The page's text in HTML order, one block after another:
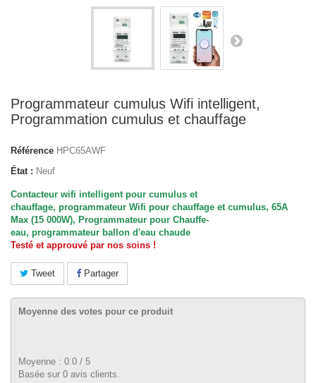
Programmateur cumulus Wifi intelligent,
Programmation cumulus et chauffage
Référence HPC65AWF
État : Neuf
Contacteur wifi intelligent pour cumulus et
chauffage, programmateur Wifi pour chauffage et cumulus, 65A
Max (15 000W), Programmateur pour Chauffe-
eau, programmateur ballon d'eau chaude
Testé et approuvé par nos soins !
Tweet Partager
Moyenne des votes pour ce produit
Moyenne : 0.0 / 5
Basée sur 0 avis clients.